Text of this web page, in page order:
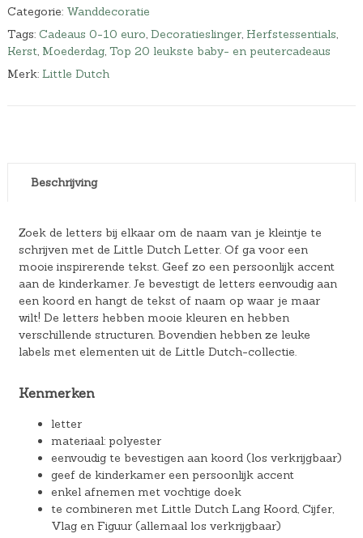
Categorie: Wanddecoratie
Tags: Cadeaus 0-10 euro, Decoratieslinger, Herfstessentials,
Kerst, Moederdag, Top 20 leukste baby- en peutercadeaus
Merk: Little Dutch
Beschrijving
Zoek de letters bij elkaar om de naam van je kleintje te
schrijven met de Little Dutch Letter. Of ga voor een
mooie inspirerende tekst. Geef zo een persoonlijk accent
aan de kinderkamer. Je bevestigt de letters eenvoudig aan
een koord en hangt de tekst of naam op waar je maar
wilt! De letters hebben mooie kleuren en hebben
verschillende structuren. Bovendien hebben ze leuke
labels met elementen uit de Little Dutch-collectie.
Kenmerken
letter
materiaal: polyester
eenvoudig te bevestigen aan koord (los verkrijgbaar)
geef de kinderkamer een persoonlijk accent
enkel afnemen met vochtige doek
te combineren met Little Dutch Lang Koord, Cijfer,
Vlag en Figuur (allemaal los verkrijgbaar)